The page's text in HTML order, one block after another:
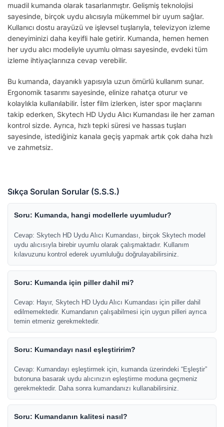
muadil kumanda olarak tasarlanmıştır. Gelişmiş teknolojisi
sayesinde, birçok uydu alıcısıyla mükemmel bir uyum sağlar.
Kullanıcı dostu arayüzü ve işlevsel tuşlarıyla, televizyon izleme
deneyiminizi daha keyifli hale getirir. Kumanda, hemen hemen
her uydu alıcı modeliyle uyumlu olması sayesinde, evdeki tüm
izleme ihtiyaçlarınıza cevap verebilir.
Bu kumanda, dayanıklı yapısıyla uzun ömürlü kullanım sunar.
Ergonomik tasarımı sayesinde, elinize rahatça oturur ve
kolaylıkla kullanılabilir. İster film izlerken, ister spor maçlarını
takip ederken, Skytech HD Uydu Alıcı Kumandası ile her zaman
kontrol sizde. Ayrıca, hızlı tepki süresi ve hassas tuşları
sayesinde, istediğiniz kanala geçiş yapmak artık çok daha hızlı
ve zahmetsiz.
Sıkça Sorulan Sorular (S.S.S.)
Soru: Kumanda, hangi modellerle uyumludur?
Cevap: Skytech HD Uydu Alıcı Kumandası, birçok Skytech model
uydu alıcısıyla birebir uyumlu olarak çalışmaktadır. Kullanım
kılavuzunu kontrol ederek uyumluluğu doğrulayabilirsiniz.
Soru: Kumanda için piller dahil mi?
Cevap: Hayır, Skytech HD Uydu Alıcı Kumandası için piller dahil
edilmemektedir. Kumandanın çalışabilmesi için uygun pilleri ayrıca
temin etmeniz gerekmektedir.
Soru: Kumandayı nasıl eşleştiririm?
Cevap: Kumandayı eşleştirmek için, kumanda üzerindeki “Eşleştir”
butonuna basarak uydu alıcınızın eşleştirme moduna geçmeniz
gerekmektedir. Daha sonra kumandanızı kullanabilirsiniz.
Soru: Kumandanın kalitesi nasıl?